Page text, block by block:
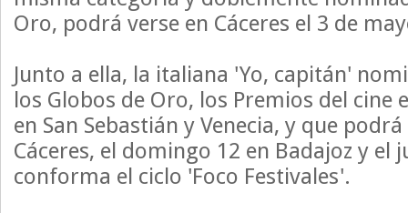
Oro, podrá verse en Cáceres el 3 de
Junto a ella, la italiana 'Yo, capitán'
los Globos de Oro, los Premios del cine
en San Sebastián y Venecia, y que
Cáceres, el domingo 12 en Badajoz y el
conforma el ciclo 'Foco Festivales'.